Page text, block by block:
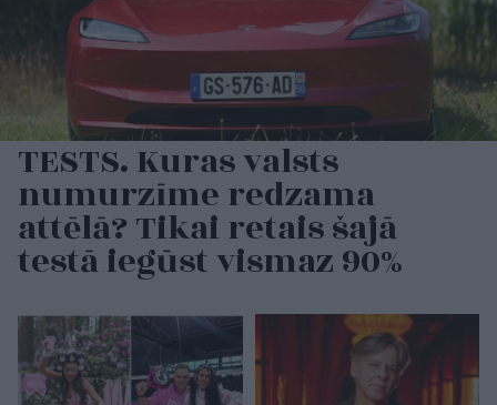
TESTS. Kuras valsts
numurzīme redzama
attēlā? Tikai retais šajā
testā iegūst vismaz 90%